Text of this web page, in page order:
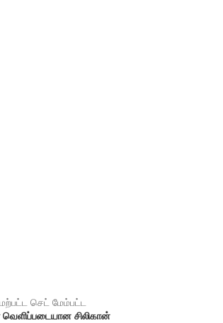
செட் மேம்பட்ட
சிலிகான்